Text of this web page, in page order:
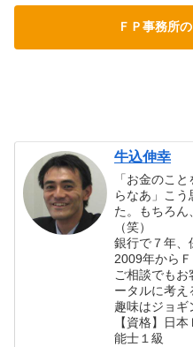
ＦＰ事務所
牛込伸幸
「お金のこ
らなあ」こ
た。もちろん
（笑）
銀行で７年、
2009年から
ご相談でもお
ータルに考え
趣味はジョギ
【資格】日
能士１級